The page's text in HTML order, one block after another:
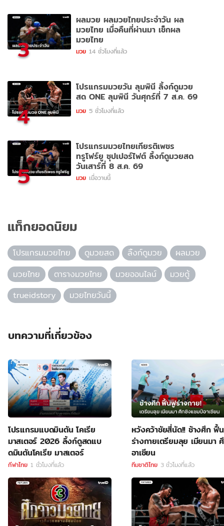
3
ผลมวย ผลมวยไทยประจำวัน ผล
มวยไทย เมื่อคืนที่ผ่านมา เช็กผล
มวยไทย
มวย 14 ชั่วโมงที่แล้ว
4
โปรแกรมมวยวัน ลุมพินี ลิ้งก์ดูมวย
สด ONE ลุมพินี วันศุกร์ที่ 7 ส.ค. 69
มวย 5 ชั่วโมงที่แล้ว
5
โปรแกรมมวยไทยเกียรติเพชร
ทรูโฟร์ยู ซุปเปอร์ไฟต์ ลิ้งก์ดูมวยสด
วันเสาร์ที่ 8 ส.ค. 69
มวย เมื่อวานนี้
แท็กยอดนิยม
โปรแกรมมวยไทย ดูมวยสด ลิ้งก์ดูมวย
ผลมวย
มวยไทย
ตารางมวยไทย มวยออนไลน์
มวยตู้
trueidstory
มวยไทยวันนี้
บทความที่เกี่ยวข้อง
โปรแกรมแบดมินตัน โคเรีย
มาสเตอร์ 2026 ลิ้งก์ดูสดแบ
ดมินตันโคเรีย มาสเตอร์
กีฬาไทย 1 ชั่วโมงที่แล้ว
หวังคว้าชัยสี่นัด!! ช้างศึก ฟื้
ร่างกายเตรียมลุย เมียนมา
อาเซียน
ทีมชาติไทย 3 ชั่วโมงที่แล้ว